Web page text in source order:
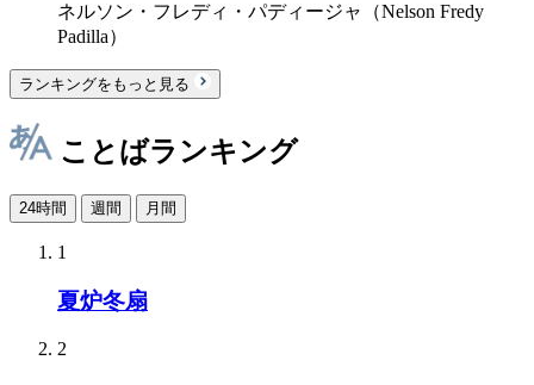
ネルソン・フレディ・パディージャ（Nelson Fredy
Padilla）
ランキングをもっと見る
ことばランキング
24時間 週間 月間
1
夏炉冬扇
2